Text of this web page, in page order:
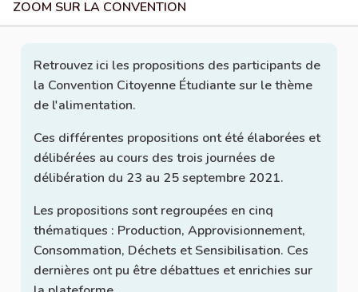
ZOOM SUR LA CONVENTION
Retrouvez ici les propositions des participants de
la Convention Citoyenne Étudiante sur le thème
de l'alimentation.
Ces différentes propositions ont été élaborées et
délibérées au cours des trois journées de
délibération du 23 au 25 septembre 2021.
Les propositions sont regroupées en cinq
thématiques : Production, Approvisionnement,
Consommation, Déchets et Sensibilisation. Ces
dernières ont pu être débattues et enrichies sur